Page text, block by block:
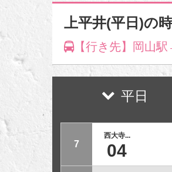
上平井(平日)の
【行き先】岡山
平日
7
西大寺...
04